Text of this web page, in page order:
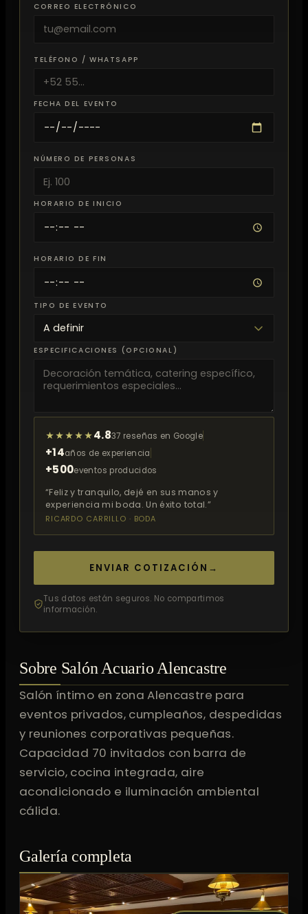
Sobre Salón Acuario Alencastre
Salón íntimo en zona Alencastre para
eventos privados, cumpleaños, despedidas
y reuniones corporativas pequeñas.
Capacidad 70 invitados con barra de
servicio, cocina integrada, aire
acondicionado e iluminación ambiental
cálida.
Galería completa
CORREO ELECTRÓNICO
TELÉFONO / WHATSAPP
FECHA DEL EVENTO
NÚMERO DE PERSONAS
HORARIO DE INICIO
HORARIO DE FIN
TIPO DE EVENTO
ESPECIFICACIONES (OPCIONAL)
★★★★★4.837 reseñas en Google
+14años de experiencia
+500eventos producidos
“Feliz y tranquilo, dejé en sus manos y
experiencia mi boda. Un éxito total.”
RICARDO CARRILLO · BODA
ENVIAR COTIZACIÓN →
Tus datos están seguros. No compartimos
información.